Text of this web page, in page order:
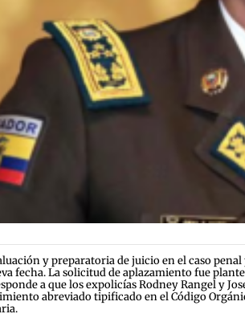
y preparatoria de juicio en el caso
fecha. La solicitud de aplazamiento fue
a que los expolicías Rodney Rangel y
abreviado tipificado en el Código